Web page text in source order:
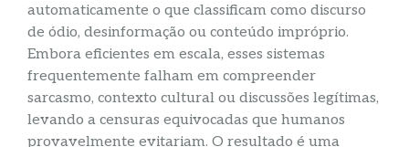
automaticamente o que classificam como discurso
de ódio, desinformação ou conteúdo impróprio.
Embora eficientes em escala, esses sistemas
frequentemente falham em compreender
sarcasmo, contexto cultural ou discussões legítimas,
levando a censuras equivocadas que humanos
provavelmente evitariam. O resultado é uma